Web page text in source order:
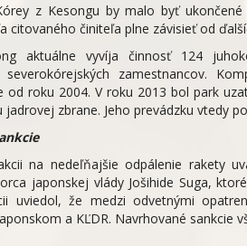
z Kesongu by malo byť
citovaného činiteľa plne závisieť od
aktuálne vyvíja činnosť 124
zamestnancov.
od roku 2004. V roku 2013 bol park
jadrovej zbrane. Jeho prevádzku vtedy
na nedeľňajšie odpálenie rakety
japonskej vlády Jošihide Suga,
uviedol, že medzi odvetnými
a KĽDR. Navrhované sankcie